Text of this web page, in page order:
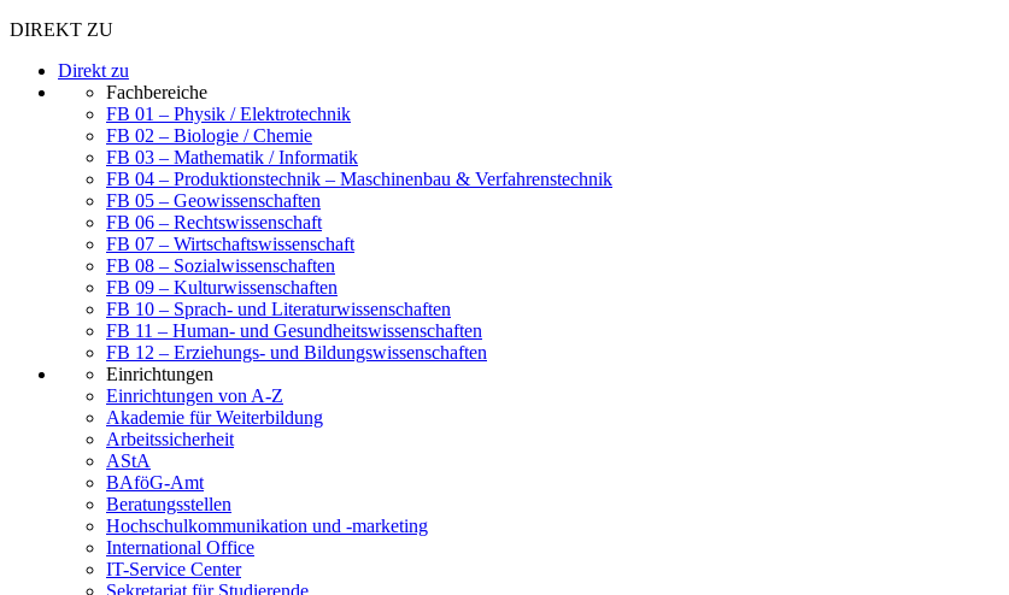
DIREKT ZU
Direkt zu
Fachbereiche
FB 01 – Physik / Elektrotechnik
FB 02 – Biologie / Chemie
FB 03 – Mathematik / Informatik
FB 04 – Produktionstechnik – Maschinenbau & Verfahrenstechnik
FB 05 – Geowissenschaften
FB 06 – Rechtswissenschaft
FB 07 – Wirtschaftswissenschaft
FB 08 – Sozialwissenschaften
FB 09 – Kulturwissenschaften
FB 10 – Sprach- und Literaturwissenschaften
FB 11 – Human- und Gesundheitswissenschaften
FB 12 – Erziehungs- und Bildungswissenschaften
Einrichtungen
Einrichtungen von A-Z
Akademie für Weiterbildung
Arbeitssicherheit
AStA
BAföG-Amt
Beratungsstellen
Hochschulkommunikation und -marketing
International Office
IT-Service Center
Sekretariat für Studierende